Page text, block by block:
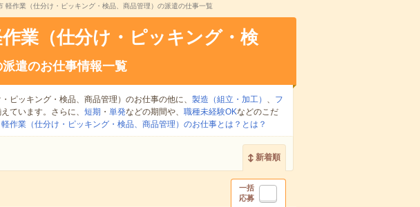
軽作業（仕分け・ピッキング・検品、商品管理）の派遣の仕事一覧
業（仕分け・ピッキング・検
派遣のお仕事情報一覧
ピッキング・検品、商品管理）のお仕事の他に、 製造（組立・加工） 、
フ
ています。さらに、 短期 ・ 単発などの期間や、 職種未経験OKなどのこだ
軽作業（仕分け・ピッキング・検品、商品管理）のお仕事とは？とは？
新着順
一括
応募